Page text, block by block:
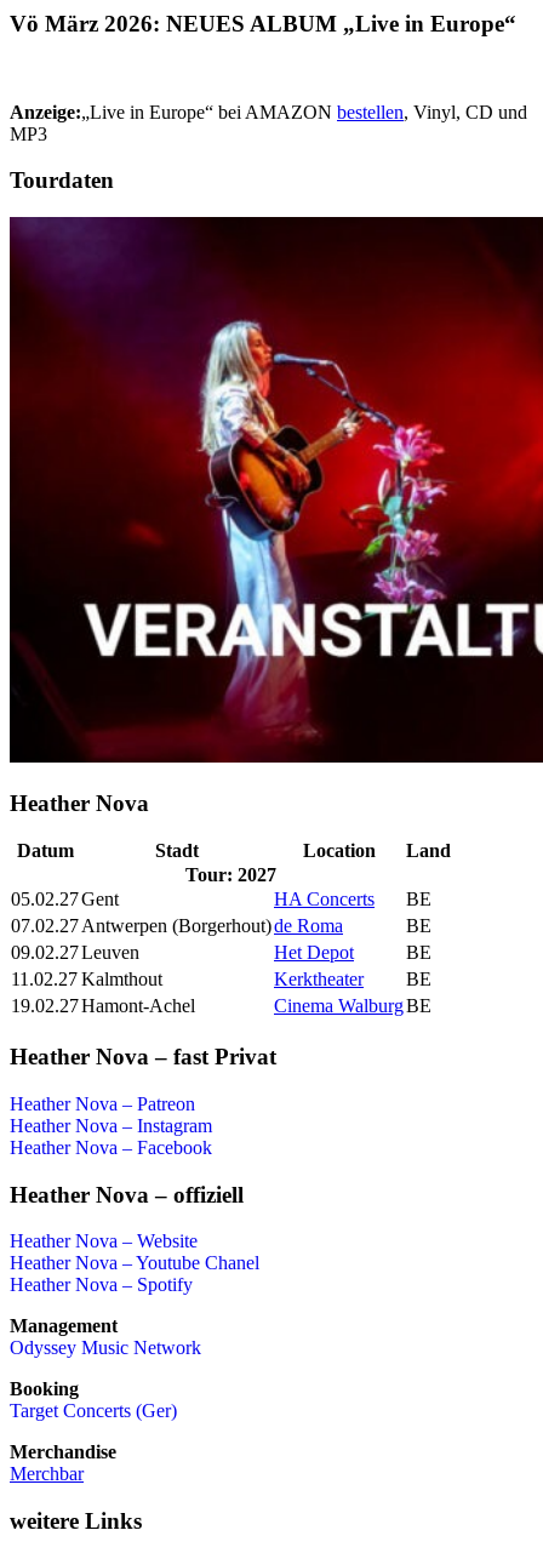
Vö März 2026: NEUES ALBUM „Live in Europe“
Anzeige:„Live in Europe“ bei AMAZON bestellen, Vinyl, CD und
MP3
Tourdaten
Heather Nova
Datum Stadt Location
Land
Tour: 2027
05.02.27Gent HA Concerts
BE
07.02.27Antwerpen (Borgerhout)de Roma
BE
09.02.27Leuven Het Depot
BE
11.02.27Kalmthout Kerktheater
BE
19.02.27Hamont-Achel Cinema WalburgBE
Heather Nova – fast Privat
Heather Nova – Patreon
Heather Nova – Instagram
Heather Nova – Facebook
Heather Nova – offiziell
Heather Nova – Website
Heather Nova – Youtube Chanel
Heather Nova – Spotify
Management
Odyssey Music Network
Booking
Target Concerts (Ger)
Merchandise
Merchbar
weitere Links